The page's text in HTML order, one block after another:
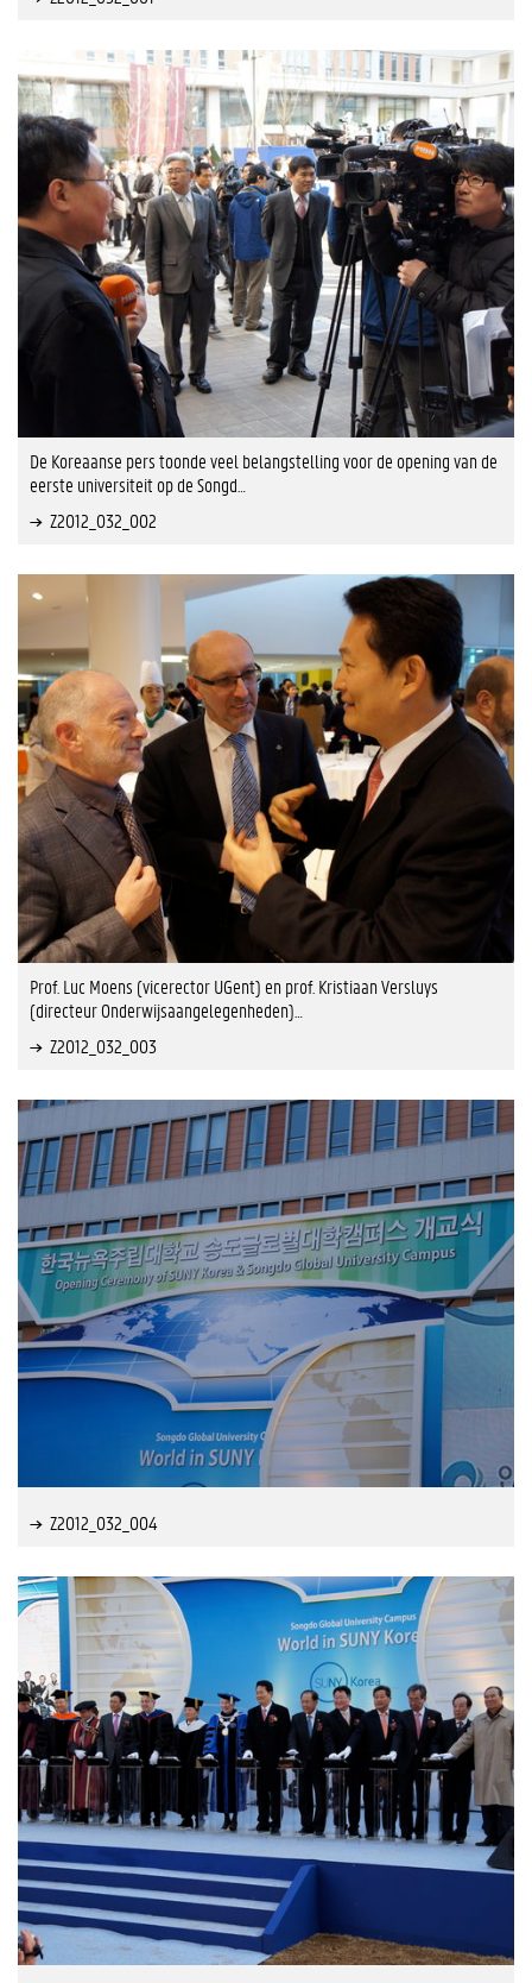
De Koreaanse pers toonde veel belangstelling voor de opening van de
eerste universiteit op de Songd…
Z2012_032_002
Prof. Luc Moens (vicerector UGent) en prof. Kristiaan Versluys
(directeur Onderwijsaangelegenheden)…
Z2012_032_003
Z2012_032_004